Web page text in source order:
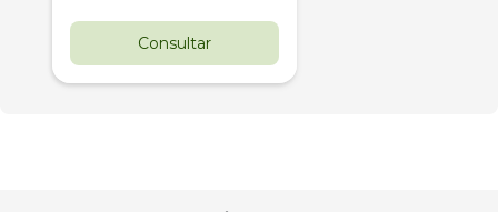
Consultar